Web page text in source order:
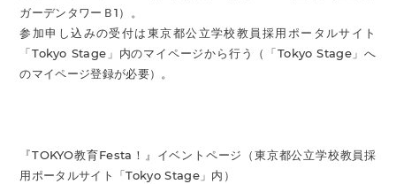
ガーデンタワーＢ1）。
参加申し込みの受付は東京都公立学校教員採用ポータルサイト
「Tokyo Stage」内のマイページから行う（「Tokyo Stage」へ
のマイページ登録が必要）。
『TOKYO教育Festa！』イベントページ（東京都公立学校教員採
用ポータルサイト「Tokyo Stage」内）